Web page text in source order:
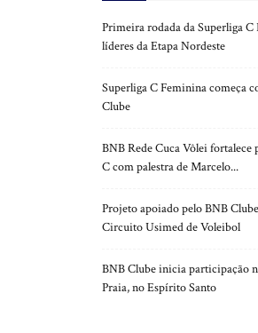
Primeira rodada da Superliga
líderes da Etapa Nordeste
Superliga C Feminina começa
Clube
BNB Rede Cuca Vôlei fortalece
C com palestra de Marcelo...
Projeto apoiado pelo BNB
Circuito Usimed de Voleibol
BNB Clube inicia participação
Praia, no Espírito Santo